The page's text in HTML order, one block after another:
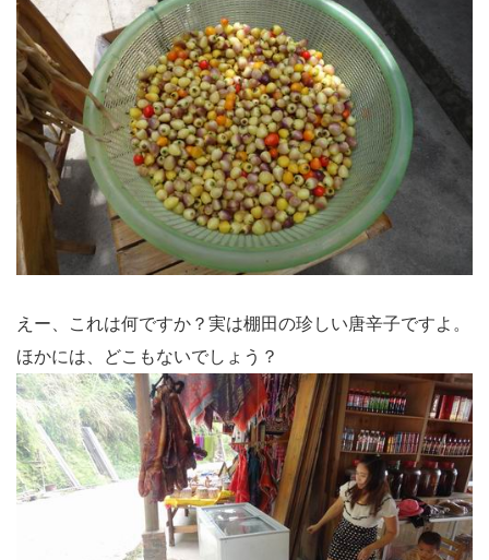
えー、これは何ですか？実は棚田の珍しい唐辛子ですよ。
ほかには、どこもないでしょう？